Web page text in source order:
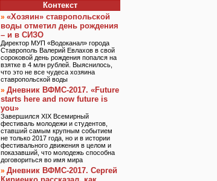
Контекст
» «Хозяин» ставропольской
воды отметил день рождения
– и в СИЗО
Директор МУП «Водоканал» города
Ставрополь Валерий Евлахов в свой
сороковой день рождения попался на
взятке в 4 млн рублей. Выяснилось,
что это не все чудеса хозяина
ставропольской воды
» Дневник ВФМС-2017. «Future
starts here and now future is
you»
Завершился XIX Всемирный
фестиваль молодежи и студентов,
ставший самым крупным событием
не только 2017 года, но и в истории
фестивального движения в целом и
показавший, что молодежь способна
договориться во имя мира
» Дневник ВФМС-2017. Сергей